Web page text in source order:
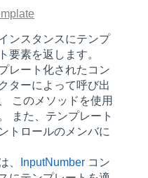
ンスタンスにテンプ
要素を返します。
レート化されたコン
ターによって呼び出
このメソッドを使用
また、テンプレート
トロールのメンバに
、
InputNumber コン